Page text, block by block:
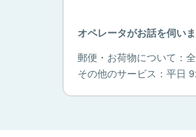
オペレータがお話を伺い
郵便・お荷物について：
その他のサービス：平日